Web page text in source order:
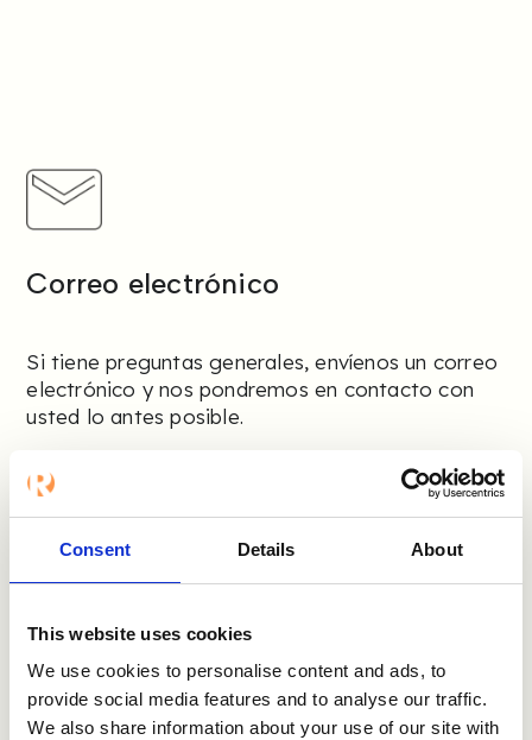
Consent Details About
This website uses cookies
We use cookies to personalise content and ads, to
provide social media features and to analyse our traffic.
We also share information about your use of our site with
Correo electrónico
Si tiene preguntas generales, envíenos un correo
electrónico y nos pondremos en contacto con
usted lo antes posible.
info@refapp.com